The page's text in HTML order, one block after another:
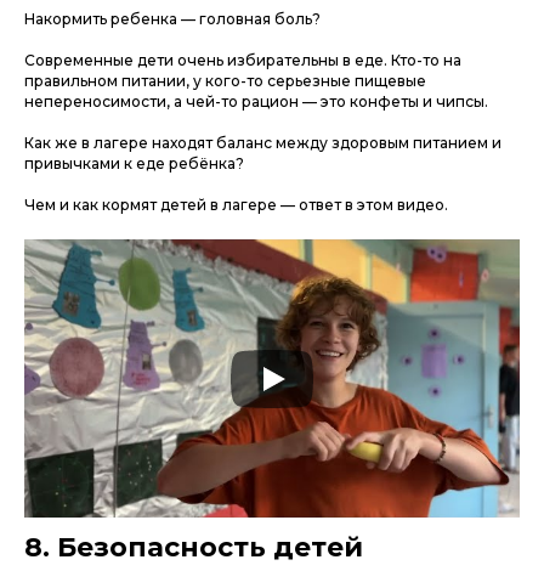
Накормить ребенка — головная боль?
Современные дети очень избирательны в еде. Кто-то на
правильном питании, у кого-то серьезные пищевые
непереносимости, а чей-то рацион — это конфеты и чипсы.
Как же в лагере находят баланс между здоровым питанием и
привычками к еде ребёнка?
Чем и как кормят детей в лагере — ответ в этом видео.
8. Безопасность детей